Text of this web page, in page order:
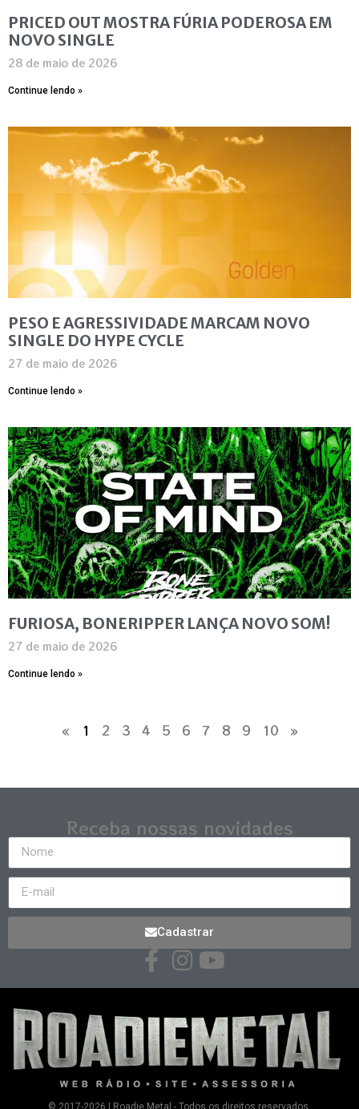
PRICED OUT MOSTRA FÚRIA PODEROSA EM
NOVO SINGLE
28 de maio de 2026
Continue lendo »
PESO E AGRESSIVIDADE MARCAM NOVO
SINGLE DO HYPE CYCLE
27 de maio de 2026
Continue lendo »
FURIOSA, BONERIPPER LANÇA NOVO SOM!
27 de maio de 2026
Continue lendo »
« 1 2 3 4 5 6 7 8 9 10 »
Receba nossas novidades
Cadastrar